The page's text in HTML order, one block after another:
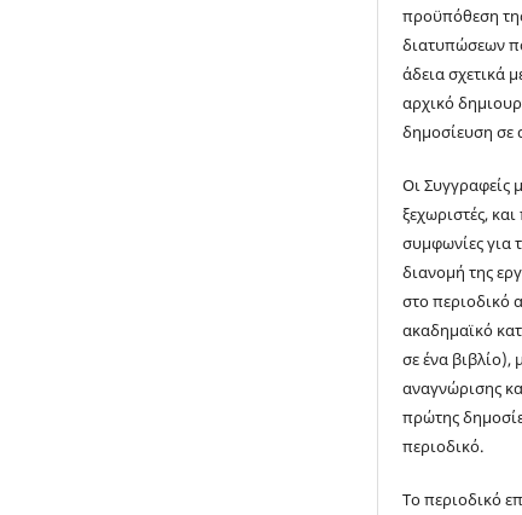
προϋπόθεση
διατυπώσεων
άδεια σχετικά
αρχικό
δημοσίευση σε
Οι Συγγραφείς
ξεχωριστές,
συμφωνίες για
διανομή της
στο περιοδικό
ακαδημαϊκό
σε ένα βιβλίο),
αναγνώρισης
πρώτης
περιοδικό.
Το περιοδικό